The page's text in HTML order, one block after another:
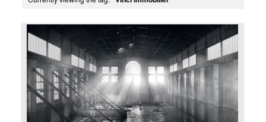
A propos de l’auteur
Festivals du film corporate